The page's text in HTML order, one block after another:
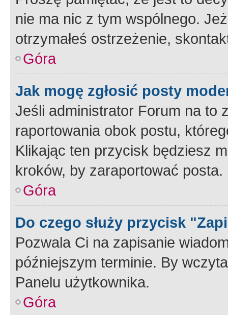
nie ma nic z tym wspólnego.
otrzymałeś ostrzeżenie,
Góra
Jak mogę zgłosić posty
Jeśli administrator Forum na to
raportowania obok postu,
Klikając ten przycisk będziesz
kroków, by zaraportować posta.
Góra
Do czego służy przycisk
Pozwala Ci na zapisanie
późniejszym terminie. By
Panelu użytkownika.
Góra